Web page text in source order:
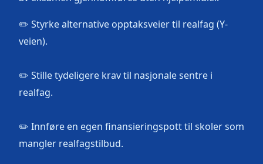
✏️ Styrke alternative opptaksveier til realfag (Y-
veien).
✏️ Stille tydeligere krav til nasjonale sentre i
realfag.
✏️ Innføre en egen finansieringspott til skoler som
mangler realfagstilbud.